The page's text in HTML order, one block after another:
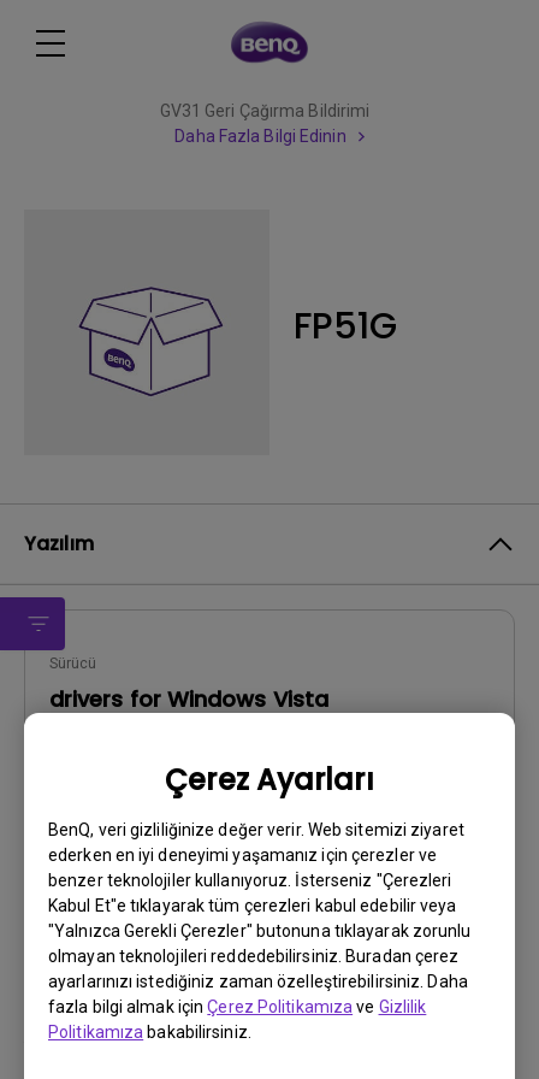
Çerez Ayarları
BenQ, veri gizliliğinize değer verir. Web sitemizi ziyaret
ederken en iyi deneyimi yaşamanız için çerezler ve
benzer teknolojiler kullanıyoruz. İsterseniz "Çerezleri
Kabul Et"e tıklayarak tüm çerezleri kabul edebilir veya
"Yalnızca Gerekli Çerezler" butonuna tıklayarak zorunlu
olmayan teknolojileri reddedebilirsiniz. Buradan çerez
ayarlarınızı istediğiniz zaman özelleştirebilirsiniz. Daha
fazla bilgi almak içinÇerez Politikamıza ve Gizlilik
Politikamıza bakabilirsiniz.
GV31 Geri Çağırma Bildirimi
Daha Fazla Bilgi Edinin
FP51G
Yazılım
Sürücü
drivers for Windows Vista
Güncelleme:2006/12/28
Dosya Boyutu:57.01 KB
İndir